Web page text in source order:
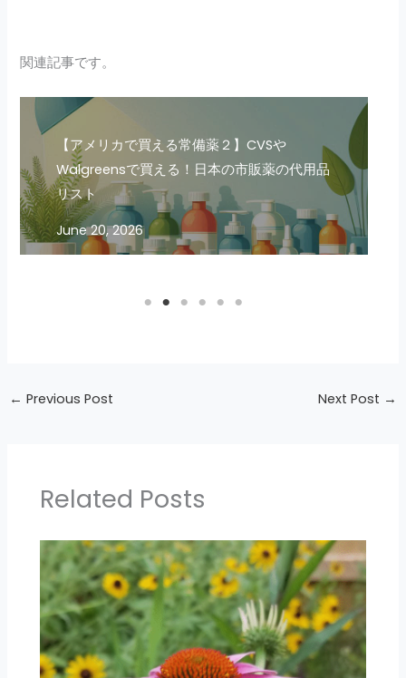
関連記事です。
【アメリカの医療保険】Primary insurance
とは
September 12, 2025